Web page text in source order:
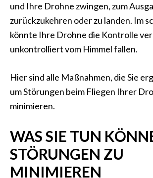
und Ihre Drohne zwingen, zum
zurückzukehren oder zu landen. Im
könnte Ihre Drohne die Kontrolle
unkontrolliert vom Himmel fallen.
Hier sind alle Maßnahmen, die Sie
um Störungen beim Fliegen Ihrer
minimieren.
WAS SIE TUN
STÖRUNGEN ZU
MINIMIEREN